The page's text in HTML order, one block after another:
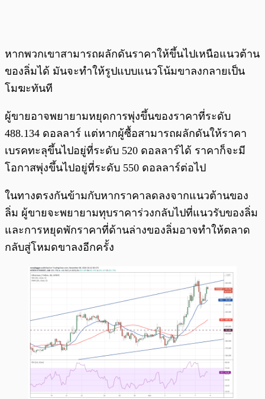
หากพวกเขาสามารถผลักดันราคาให้ขึ้นไปเหนือแนวต้าน
ของลิ่มได้ มันจะทำให้รูปแบบแนวโน้มขาลงกลายเป็น
โมฆะทันที
ผู้ขายอาจพยายามหยุดการพุ่งขึ้นของราคาที่ระดับ
488.134 ดอลลาร์ แต่หากผู้ซื้อสามารถผลักดันให้ราคา
เบรคทะลุขึ้นไปอยู่ที่ระดับ 520 ดอลลาร์ได้ ราคาก็จะมี
โอกาสพุ่งขึ้นไปอยู่ที่ระดับ 550 ดอลลาร์ต่อไป
ในทางตรงกันข้ามกับหากราคาลดลงจากแนวต้านของ
ลิ่ม ผู้ขายจะพยายามทุบราคาร่วงกลับไปที่แนวรับของลิ่ม
และการหยุดพักราคาที่ด้านล่างของลิ่มอาจทำให้ตลาด
กลับสู่โหมดขาลงอีกครั้ง